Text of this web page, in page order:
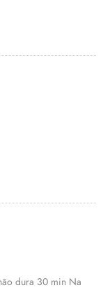
dura 30 min Na